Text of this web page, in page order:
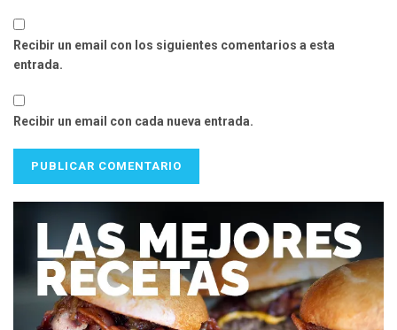
Recibir un email con los siguientes comentarios a esta
entrada.
Recibir un email con cada nueva entrada.